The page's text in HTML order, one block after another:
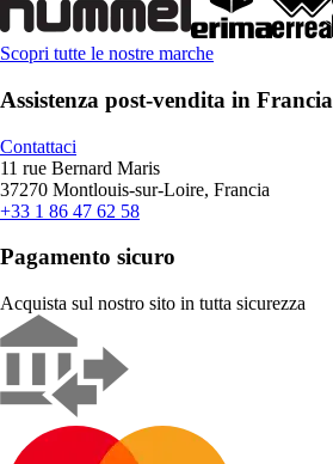
Scopri tutte le nostre marche
Assistenza post-vendita in Francia
Contattaci
11 rue Bernard Maris
37270 Montlouis-sur-Loire, Francia
+33 1 86 47 62 58
Pagamento sicuro
Acquista sul nostro sito in tutta sicurezza